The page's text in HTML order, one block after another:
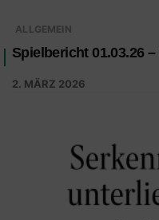
ALLGEMEIN
Spielbericht 01.03.26
2. MÄRZ 2026